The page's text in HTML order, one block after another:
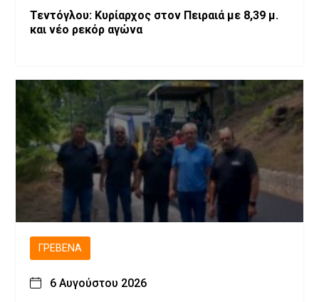
Τεντόγλου: Κυρίαρχος στον Πειραιά με 8,39 μ.
και νέο ρεκόρ αγώνα
ΓΡΕΒΕΝΆ
6 Αυγούστου 2026